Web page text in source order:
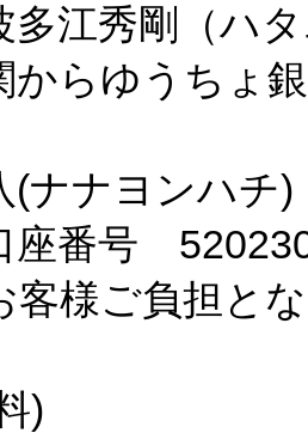
多江秀剛（ハ
らゆうちょ
(ナナヨンハ
番号
様ご負担と
)